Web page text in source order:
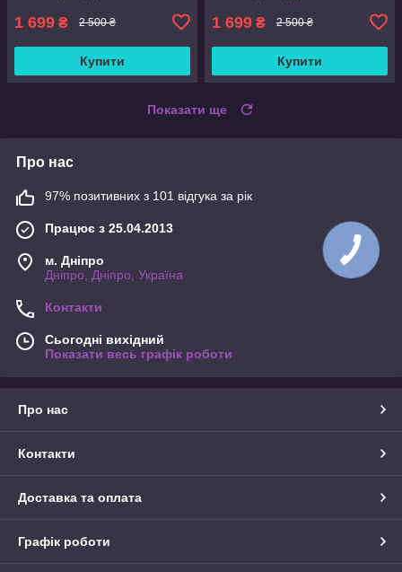
1 699 ₴ 2 500 ₴
Купити
1 699 ₴ 2 500 ₴
Купити
Показати ще
Про нас
97% позитивних з 101 відгука за рік
Працює з 25.04.2013
м. Дніпро
Дніпро, Дніпро, Україна
Контакти
Сьогодні вихідний
Показати весь графік роботи
Про нас
Контакти
Доставка та оплата
Графік роботи